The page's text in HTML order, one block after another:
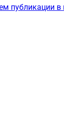
публикации